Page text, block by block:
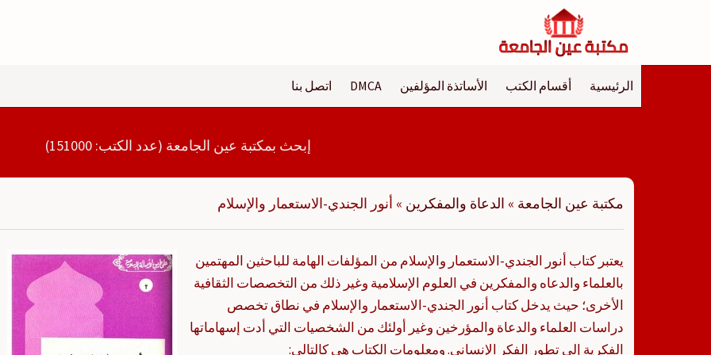
الرئيسية أقسام الكتب الأساتذة المؤلفين DMCA اتصل بنا
إبحث بمكتبة عين الجامعة (عدد الكتب: 151000)
مكتبة عين الجامعة » الدعاة والمفكرين » أنور الجندي-الاستعمار والإسلام
يعتبر كتاب أنور الجندي-الاستعمار والإسلام من المؤلفات الهامة للباحثين المهتمين
بالعلماء والدعاه والمفكرين في العلوم الإسلامية وغير ذلك من التخصصات الثقافية
الأخرى؛ حيث يدخل كتاب أنور الجندي-الاستعمار والإسلام في نطاق تخصص
دراسات العلماء والدعاة والمؤرخين وغير أولئك من الشخصيات التي أدت إسهاماتها
الفكرية إلى تطور الفكر الإنساني. ومعلومات الكتاب هي كالتالي: